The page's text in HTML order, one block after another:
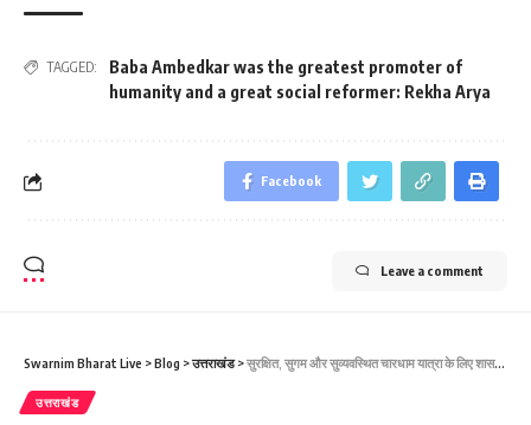
TAGGED:
Baba Ambedkar was the greatest promoter of
humanity and a great social reformer: Rekha Arya
Facebook
Leave a comment
Swarnim Bharat Live >Blog >उत्तराखंड>सुरक्षित, सुगम और सुव्यवस्थित चारधाम यात्रा के लिए शासन-प्रशासन ने कसी कमर, मुख्य सचिव ने यात्रमार्गों की तैयारियों को परखा।
उत्तराखंड